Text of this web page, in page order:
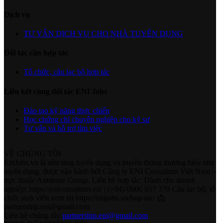
TƯ VẤN DỊCH VỤ CHO NHÀ TUYỂN DỤNG
Tổ chức, câu lạc bộ hợp tác
Đào tạo kỹ năng thực chiến
Học chứng chỉ chuyên nghiệp cho kỹ sư
Tư vấn và hỗ trợ tìm việc
partnership.eni@gmail.com